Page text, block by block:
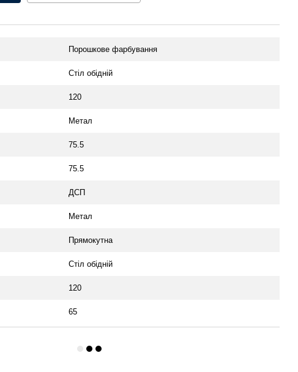
Порошкове фарбування
Стіл обідній
120
Метал
75.5
75.5
ДСП
Метал
Прямокутна
Стіл обідній
120
65